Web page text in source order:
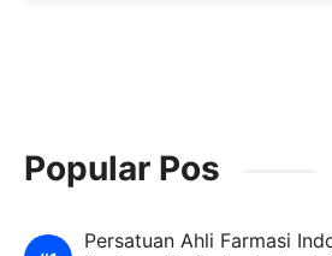
Popular Pos
Persatuan Ahli Farmasi